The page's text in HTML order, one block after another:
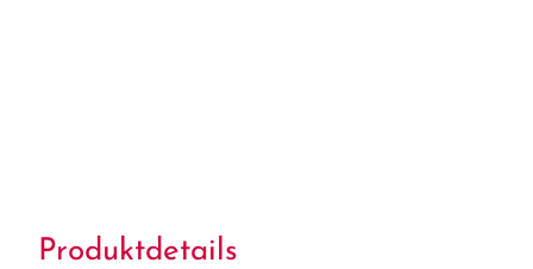
Produktdetails